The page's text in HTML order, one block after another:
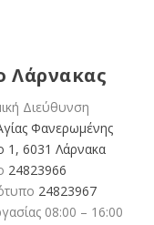
Λάρνακας
Φανερωμένης
1, 6031 Λάρνακα
24823966
24823967
08:00 – 16:00